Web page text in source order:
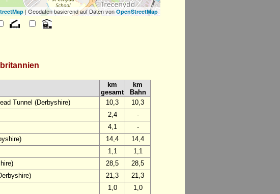
| Geodaten basierend auf Daten von OpenStreetMap
km
gesamt
km
Bahn
Tunnel (Derbyshire) 10,3
10,3
2,4
-
4,1
-
14,4
14,4
1,1
1,1
28,5
28,5
21,3
21,3
1,0
1,0